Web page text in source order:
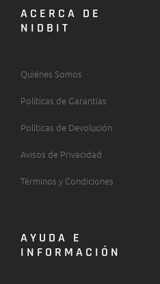
ACERCA DE
NIDBIT
Quiénes Somos
Políticas de Garantías
Políticas de Devolución
Avisos de Privacidad
Términos y Condiciones
AYUDA E
INFORMACIÓN